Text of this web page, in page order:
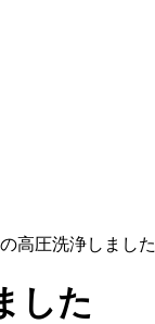
高圧洗浄しました
した